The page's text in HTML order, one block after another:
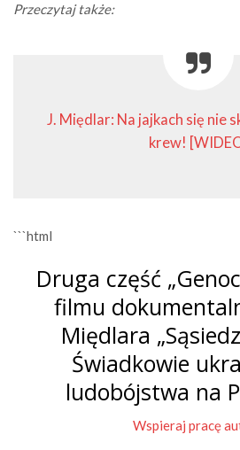
Przeczytaj także:
J. Międlar: Na jajkach się nie
krew!
```html
Druga część
filmu
Międlara
Świadkowie
ludobójstwa na
Wspieraj pracę